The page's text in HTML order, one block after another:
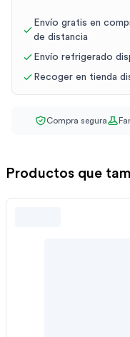
Envío gratis en
de distancia
Envío refrigerado
Recoger en tienda
Compra segura
Productos que